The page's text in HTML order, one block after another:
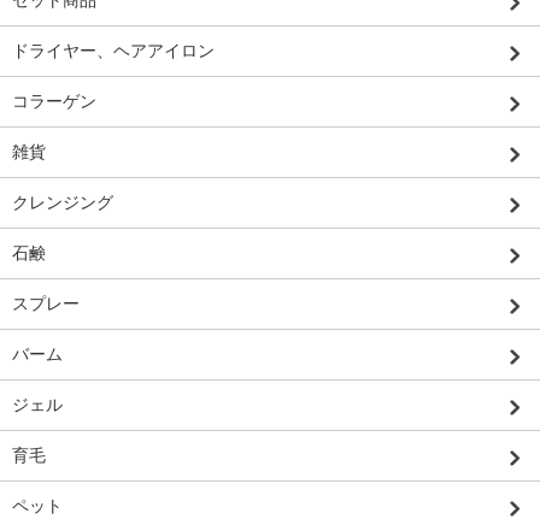
ドライヤー、ヘアアイロン
コラーゲン
雑貨
クレンジング
石鹸
スプレー
バーム
ジェル
育毛
ペット